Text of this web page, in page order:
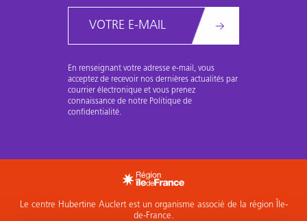
En renseignant votre adresse e-mail, vous
acceptez de recevoir nos dernières actualités par
courrier électronique et vous prenez
connaissance de notre Politique de
confidentialité.
Le centre Hubertine Auclert est un organisme associé de la région Île-
de-France.